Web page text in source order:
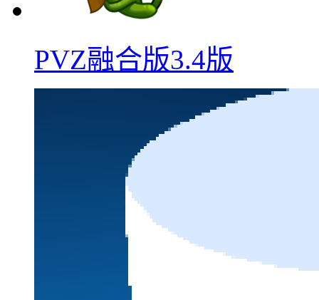
PVZ融合版3.4版